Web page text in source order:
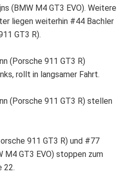
(BMW M4 GT3 EVO). Weitere
liegen weiterhin #44 Bachler
GT3 R).
(Porsche 911 GT3 R)
rollt in langsamer Fahrt.
(Porsche 911 GT3 R) stellen
911 GT3 R) und #77
M4 GT3 EVO) stoppen zum
22.